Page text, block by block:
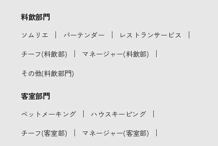
料飲部門
ソムリエ ｜ バーテンダー ｜ レストランサービス ｜
チーフ(料飲部) ｜ マネージャー(料飲部) ｜
その他(料飲部門)
客室部門
ベットメーキング ｜ ハウスキーピング ｜
チーフ(客室部) ｜ マネージャー(客室部) ｜